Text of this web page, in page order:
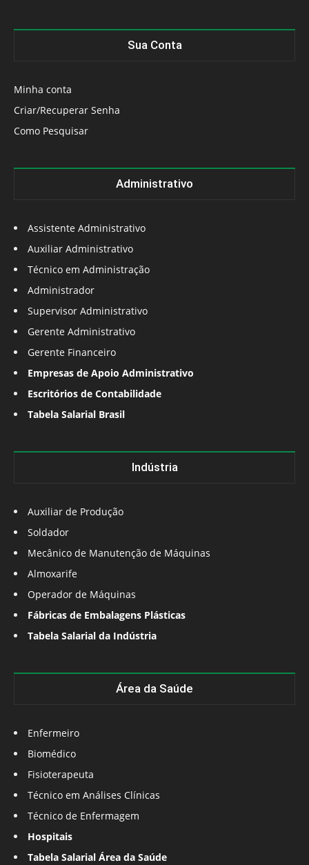
Sua Conta
Minha conta
Criar/Recuperar Senha
Como Pesquisar
Administrativo
Assistente Administrativo
Auxiliar Administrativo
Técnico em Administração
Administrador
Supervisor Administrativo
Gerente Administrativo
Gerente Financeiro
Empresas de Apoio Administrativo
Escritórios de Contabilidade
Tabela Salarial Brasil
Indústria
Auxiliar de Produção
Soldador
Mecânico de Manutenção de Máquinas
Almoxarife
Operador de Máquinas
Fábricas de Embalagens Plásticas
Tabela Salarial da Indústria
Área da Saúde
Enfermeiro
Biomédico
Fisioterapeuta
Técnico em Análises Clínicas
Técnico de Enfermagem
Hospitais
Tabela Salarial Área da Saúde